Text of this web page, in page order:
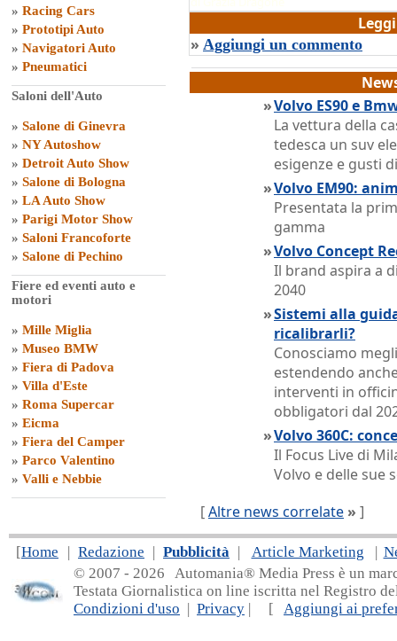
» Racing Cars
» Prototipi Auto
» Navigatori Auto
» Pneumatici
Saloni dell'Auto
» Salone di Ginevra
» NY Autoshow
» Detroit Auto Show
» Salone di Bologna
» LA Auto Show
» Parigi Motor Show
» Saloni Francoforte
» Salone di Pechino
Fiere ed eventi auto e
motori
» Mille Miglia
» Museo BMW
» Fiera di Padova
» Villa d'Este
» Roma Supercar
» Eicma
» Fiera del Camper
» Parco Valentino
» Valli e Nebbie
» Aggiungi un commento
»Volvo ES90 e
La vettura della
tedesca un suv
esigenze e gusti
»Volvo EM90:
Presentata la
gamma
»Volvo Concept
Il brand aspira a
2040
»Sistemi alla
ricalibrarli?
Conosciamo
estendendo
interventi in
obbligatori dal
»Volvo 360C:
Il Focus Live di
Volvo e delle sue
[Altre news correlate » ]
[Home | Redazione | Pubblicità | Article Marketing |
© 2007 - 2026 Automania® Media Press è un
Testata Giornalistica on line iscritta nel Registro
Condizioni d'uso | Privacy | [ Aggiungi ai